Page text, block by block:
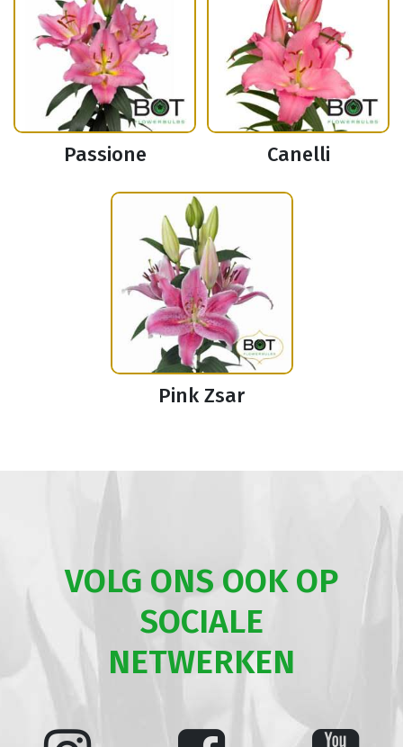
Passione Canelli
Pink Zsar
VOLG ONS OOK OP
SOCIALE
NETWERKEN